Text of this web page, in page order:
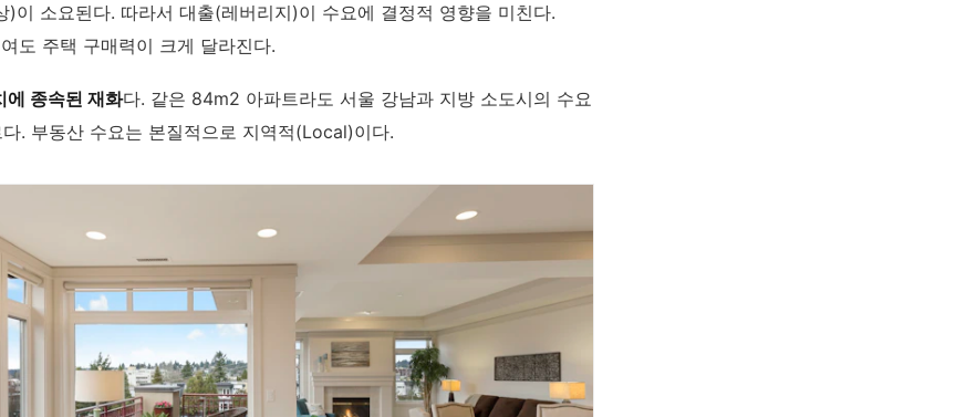
)이 소요된다. 따라서 대출(레버리지)이 수요에 결정적 영향을 미친다.
도 주택 구매력이 크게 달라진다.
에 종속된 재화다. 같은 84m2 아파트라도 서울 강남과 지방 소도시의 수요
. 부동산 수요는 본질적으로 지역적(Local)이다.